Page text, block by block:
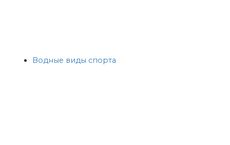
Водные виды спорта